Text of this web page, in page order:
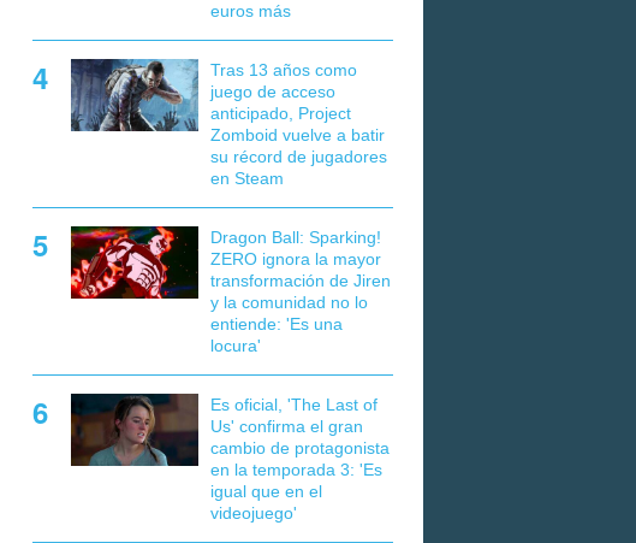
euros más
Tras 13 años como
juego de acceso
anticipado, Project
Zomboid vuelve a batir
su récord de jugadores
en Steam
Dragon Ball: Sparking!
ZERO ignora la mayor
transformación de Jiren
y la comunidad no lo
entiende: 'Es una
locura'
Es oficial, 'The Last of
Us' confirma el gran
cambio de protagonista
en la temporada 3: 'Es
igual que en el
videojuego'